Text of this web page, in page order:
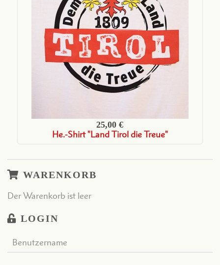
25,00 €
He.-Shirt "Land Tirol die Treue"
WARENKORB
Der Warenkorb ist leer
LOGIN